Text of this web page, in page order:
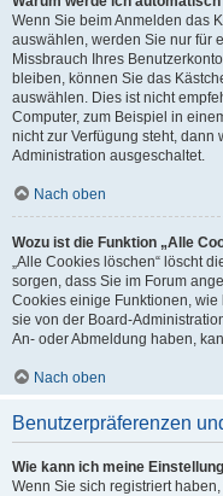
Wenn Sie beim Anmelden das
auswählen, werden Sie nur für
Missbrauch Ihres
bleiben, können Sie das
auswählen. Dies ist nicht
Computer, zum Beispiel in
nicht zur Verfügung steht,
Administration ausgeschaltet.
Nach oben
Wozu ist die Funktion „Alle
„Alle Cookies löschen“ löscht
sorgen, dass Sie im Forum
Cookies einige Funktionen, wie
sie von der Board-
An- oder Abmeldung haben,
Nach oben
Benutzerpräferenzen
Wie kann ich meine
Wenn Sie sich registriert